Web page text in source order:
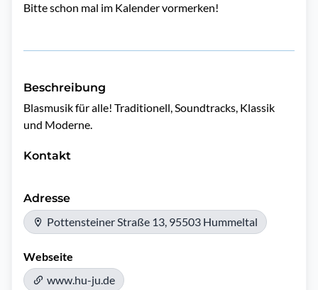
Bitte schon mal im Kalender vormerken!
Beschreibung
Blasmusik für alle! Traditionell, Soundtracks, Klassik
und Moderne.
Kontakt
Adresse
Pottensteiner Straße 13, 95503 Hummeltal
Webseite
www.hu-ju.de